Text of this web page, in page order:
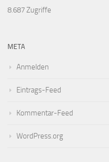
8.687 Zugriffe
META
Anmelden
Eintrags-Feed
Kommentar-Feed
WordPress.org